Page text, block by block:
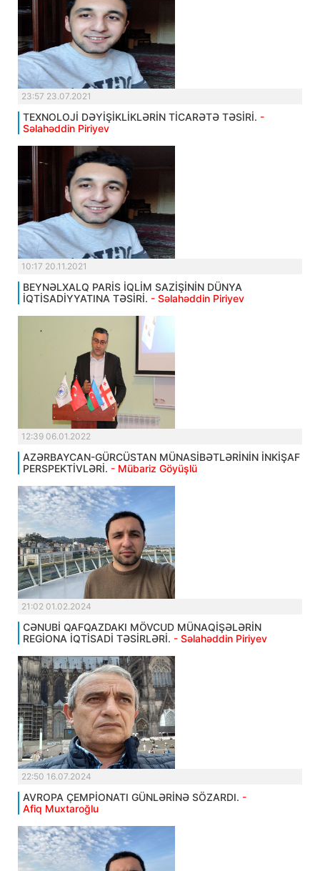
23:57 23.07.2021
TEXNOLOJİ DƏYİŞİKLİKLƏRİN TİCARƏTƏ TƏSİRİ. -
Səlahəddin Piriyev
10:17 20.11.2021
BEYNƏLXALQ PARİS İQLİM SAZİŞİNİN DÜNYA
İQTİSADİYYATINA TƏSİRİ. - Səlahəddin Piriyev
12:39 06.01.2022
AZƏRBAYCAN-GÜRCÜSTAN MÜNASİBƏTLƏRİNİN İNKİŞAF
PERSPEKTİVLƏRİ. - Mübariz Göyüşlü
21:02 01.02.2024
CƏNUBİ QAFQAZDAKI MÖVCUD MÜNAQİŞƏLƏRİN
REGİONA İQTİSADİ TƏSİRLƏRİ. - Səlahəddin Piriyev
22:50 16.07.2024
AVROPA ÇEMPİONATI GÜNLƏRİNƏ SÖZARDI. -
Afiq Muxtaroğlu